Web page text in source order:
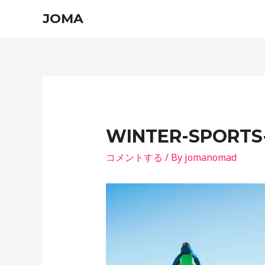
JOMA
WINTER-
コメントする / By jomanomad